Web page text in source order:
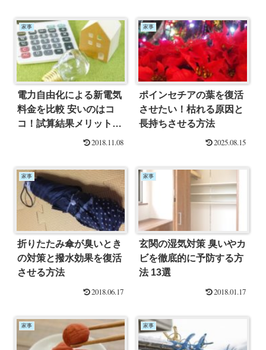
家事
電力自由化による新電気
料金を比較 安いのはコ
コ！試算結果メリットま
2018.11.08
家事
ポインセチアの葉を復活
させたい！枯れる原因と
長持ちさせる方法
2025.08.15
家事
折りたたみ傘が臭いとき
の対策と撥水効果を復活
させる方法
2018.06.17
家事
玄関の湿気対策 臭いやカ
ビを徹底的に予防する方
法 13選
2018.01.17
家事 家事